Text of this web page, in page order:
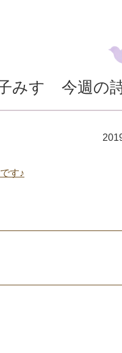
みすゞ今週の
す♪